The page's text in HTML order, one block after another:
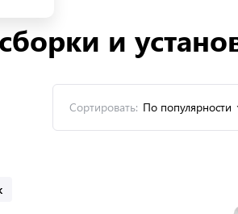
и
Сортировать: По популярности